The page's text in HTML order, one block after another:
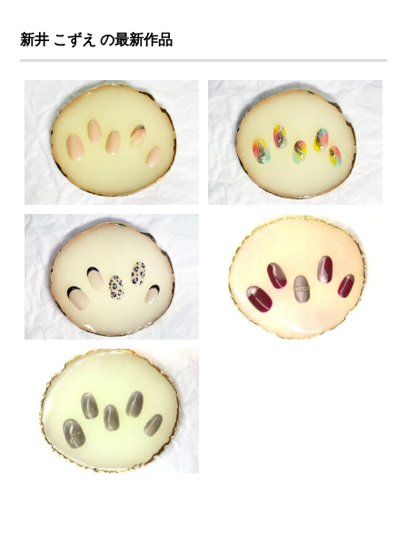
新井 こずえ の最新作品